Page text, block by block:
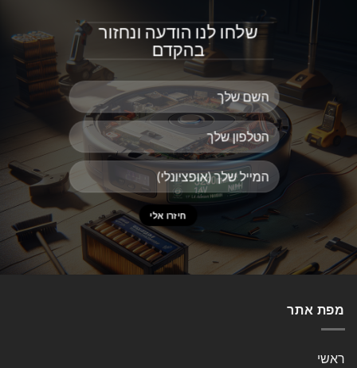
שלחו לנו הודעה ונחזור
בהקדם
מפת אתר
ראשי